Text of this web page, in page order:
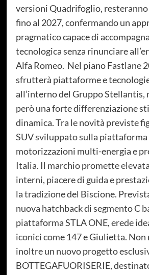
versioni Quadrifoglio,
fino al 2027, confermando un
pragmatico capace di
tecnologica senza rinunciare
Alfa Romeo. Nel piano Fastlane
sfrutterà piattaforme e
all’interno del Gruppo Stellantis,
però una forte differenziazione
dinamica. Tra le novità previste
SUV sviluppato sulla piattaforma
motorizzazioni multi-energia e
Italia. Il marchio promette
interni, piacere di guida e
la tradizione del Biscione.
nuova hatchback di segmento C
piattaforma STLA ONE, erede
iconici come 147 e Giulietta. Non
inoltre un nuovo progetto
BOTTEGAFUORISERIE,